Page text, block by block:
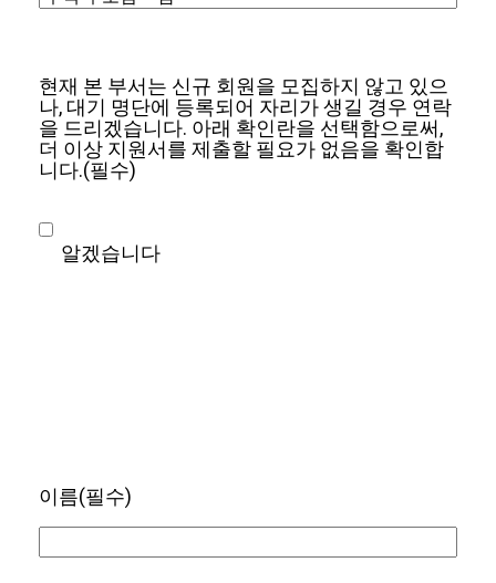
현재 본 부서는 신규 회원을 모집하지 않고 있으
나, 대기 명단에 등록되어 자리가 생길 경우 연락
을 드리겠습니다. 아래 확인란을 선택함으로써,
더 이상 지원서를 제출할 필요가 없음을 확인합
니다.(필수)
알겠습니다
이름(필수)